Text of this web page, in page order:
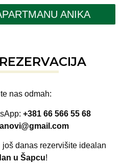
ANIKA
nas odmah:
+381 66 566 55 68
još danas rezervišite idealan
u Šapcu!